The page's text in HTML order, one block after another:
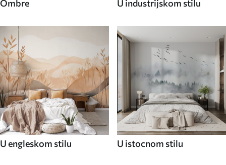
Ombre U industrijskom stilu
U engleskom stilu U istocnom stilu